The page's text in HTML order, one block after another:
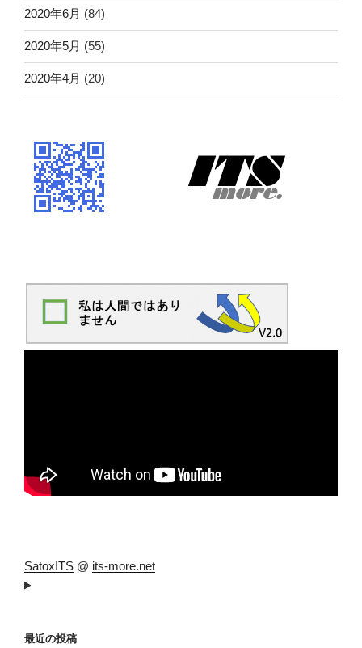
2020年6月 (84)
2020年5月 (55)
2020年4月 (20)
SatoxITS @ its-more.net
最近の投稿